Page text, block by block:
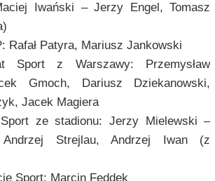
Iwański – Jerzy Engel, Tomasz
Rafał Patyra, Mariusz Jankowski
Sport z Warszawy: Przemysław
Gmoch, Dariusz Dziekanowski,
Jacek Magiera
ze stadionu: Jerzy Mielewski –
Andrzej Strejlau, Andrzej Iwan (z
Sport: Marcin Feddek